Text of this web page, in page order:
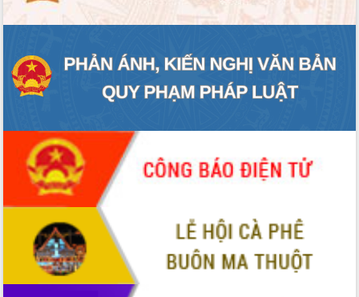
Ứng dụng sinh trắc học - Bước tiến
trong hành trình chuyển đổi số tại Đắk
Đắk Lắk nâng cao hiệu quả công tác
Đảng từ Sổ tay đảng viên điện tử
Đắk Lắk đẩy mạnh nuôi biển công
bền vững
Tập huấn nâng cao năng lực triển khai
chuyển đổi số cho cán bộ, công chức
cấp xã
Đắk Lắk phát động hưởng ứng Ngày
Quyền của người tiêu dùng Việt Nam
2026
Đẩy mạnh cải cách hành chính, quyết
tâm đạt được mục tiêu tăng trưởng
hai con số trong năm 2026